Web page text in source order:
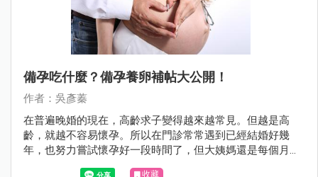
備孕吃什麼？備孕養卵補帖大公開！
作者：吳彥蓁
在普遍晚婚的現在，高齡求子變得越來越常見。但越是高
齡，就越不容易懷孕。所以在門診常常遇到已經結婚好幾
年，也努力嘗試懷孕好一段時間了，但大姨媽還是每個月規
則來say hello。
收藏